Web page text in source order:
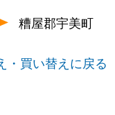
糟屋郡宇美町
・買い替えに戻る